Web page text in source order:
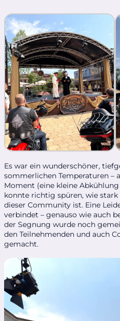
Es war ein wunderschöner,
sommerlichen Temperaturen –
Moment (eine kleine
konnte richtig spüren, wie
dieser Community ist. Eine
verbindet – genauso wie auch
der Segnung wurde noch
den Teilnehmenden und auch
gemacht.